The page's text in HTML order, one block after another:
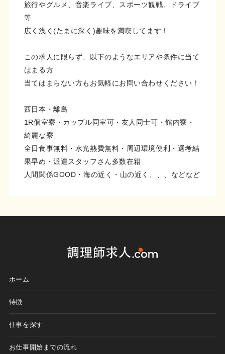
旅行やグルメ、音楽ライブ、スポーツ観戦、ドライブ
等
広く浅く(たまに深く)趣味を満喫してます！
この求人に限らず、以下のようなエリアや条件に当て
はまる方
当てはまらない方もお気軽にお問い合わせください！
西日本・離島
1R個室寮・カップル同室可・友人同士可・館内寮・
綺麗な寮
全日食事無料・水光熱費無料・周辺環境便利・選考結
果早め・派遣スタッフさん多数在籍
人間関係GOOD・海の近く・山の近く、、、などなど
ホーム
特徴
仕事を探す
お仕事開始までの流れ